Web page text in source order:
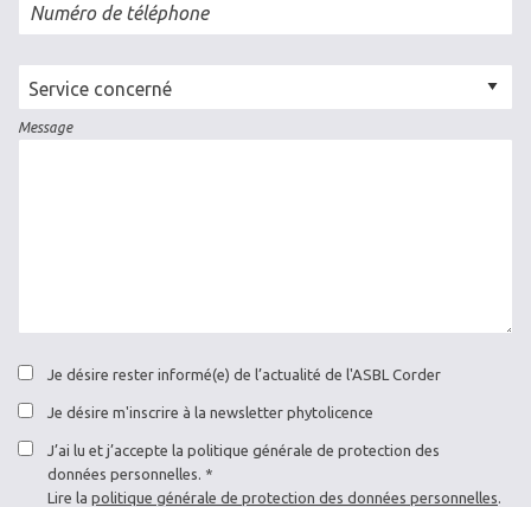
Numéro de téléphone
Cellule
concernée
Message
Je désire rester informé(e) de l’actualité de l'ASBL Corder
Je désire m'inscrire à la newsletter phytolicence
J’ai lu et j’accepte la politique générale de protection des
données personnelles.
Lire la politique générale de protection des données personnelles